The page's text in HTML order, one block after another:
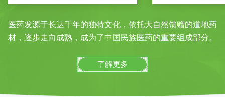
医药发源于长达千年的独特文化，依托大自然馈赠的道地药
材，逐步走向成熟，成为了中国民族医药的重要组成部分。
了解更多